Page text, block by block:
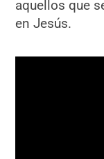
aquellos que
en Jesús.